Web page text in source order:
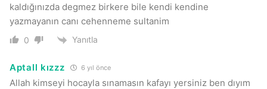
kaldığınızda degmez birkere bile kendi kendine
yazmayanın canı cehenneme sultanim
0 Yanıtla
Aptall kızzz 6 yıl önce
Allah kimseyi hocayla sınamasın kafayı yersiniz ben dıyım